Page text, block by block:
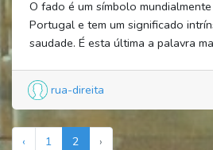
O fado é um símbolo
Portugal e tem um significado
saudade. É esta última a palavra
rua-direita
‹ 1 2 ›